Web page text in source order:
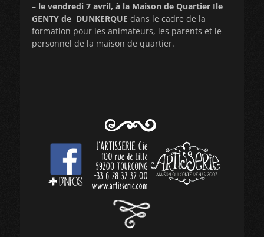
– le vendredi 7 avril, à la Maison de Quartier Ile
GENTY de DUNKERQUE dans le cadre de la
formation pour les animateurs, les parents et le
personnel de la maison de quartier.